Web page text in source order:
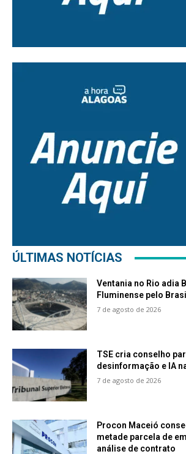
ÚLTIMAS NOTÍCIAS
Ventania no Rio adia
Fluminense pelo
7 de agosto de 2026
TSE cria conselho
desinformação e IA
7 de agosto de 2026
Procon Maceió
metade parcela de
análise de contrato